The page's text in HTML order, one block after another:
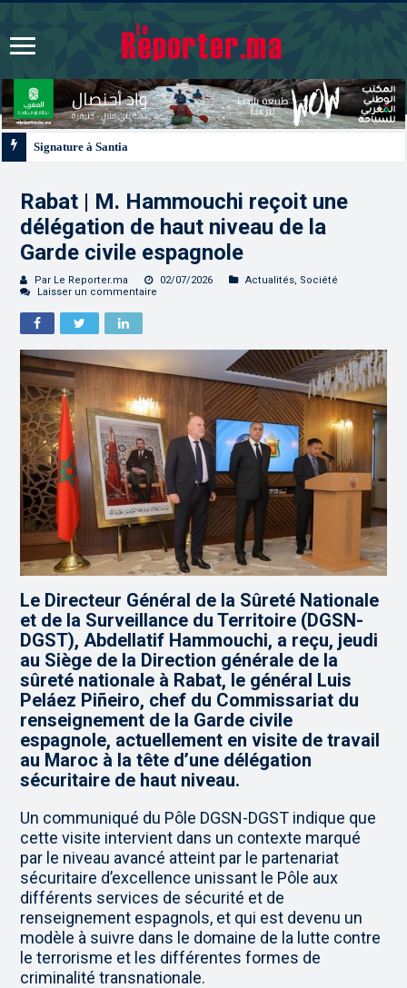
Rabat | M. Hammouchi reçoit une
délégation de haut niveau de la
Garde civile espagnole
Par Le Reporter.ma 02/07/2026 Actualités, Société
Laisser un commentaire
Le Directeur Général de la Sûreté Nationale
et de la Surveillance du Territoire (DGSN-
DGST), Abdellatif Hammouchi, a reçu, jeudi
au Siège de la Direction générale de la
sûreté nationale à Rabat, le général Luis
Peláez Piñeiro, chef du Commissariat du
renseignement de la Garde civile
espagnole, actuellement en visite de travail
au Maroc à la tête d’une délégation
sécuritaire de haut niveau.
Un communiqué du Pôle DGSN-DGST indique que
cette visite intervient dans un contexte marqué
par le niveau avancé atteint par le partenariat
sécuritaire d’excellence unissant le Pôle aux
différents services de sécurité et de
renseignement espagnols, et qui est devenu un
modèle à suivre dans le domaine de la lutte contre
le terrorisme et les différentes formes de
criminalité transnationale.